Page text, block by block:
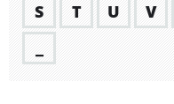
S
T U V